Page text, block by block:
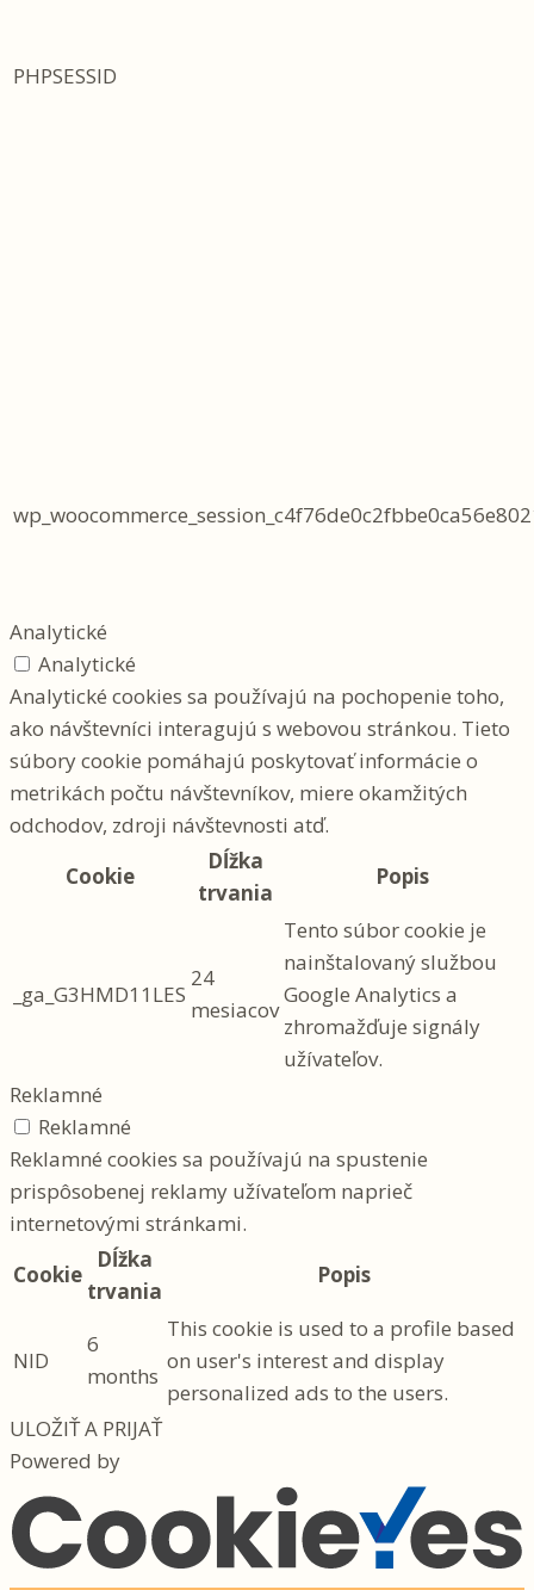
PHPSESSID
Analytické
Analytické
Analytické cookies sa používajú na pochopenie toho,
ako návštevníci interagujú s webovou stránkou. Tieto
súbory cookie pomáhajú poskytovať informácie o
metrikách počtu návštevníkov, miere okamžitých
odchodov, zdroji návštevnosti atď.
Cookie
Dĺžka
trvania
Popis
_ga_G3HMD11LES
24
mesiacov
Tento súbor cookie je
nainštalovaný službou
Google Analytics a
zhromažďuje signály
užívateľov.
Reklamné
Reklamné
Reklamné cookies sa používajú na spustenie
prispôsobenej reklamy užívateľom naprieč
internetovými stránkami.
Cookie
Dĺžka
trvania
Popis
NID
6
months
This cookie is used to a profile based
on user's interest and display
personalized ads to the users.
ULOŽIŤ A PRIJAŤ
Powered by